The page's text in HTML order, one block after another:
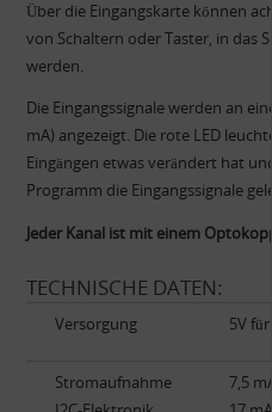
Über die Eingangskarte können
von Schaltern oder Taster, in das
werden.
Die Eingangssignale werden an
mA) angezeigt. Die rote LED
Eingängen etwas verändert hat
Programm die Eingangssignale
Jeder Kanal ist mit einem
TECHNISCHE DATEN:
Versorgung 5V
Stromaufnahme
7,5